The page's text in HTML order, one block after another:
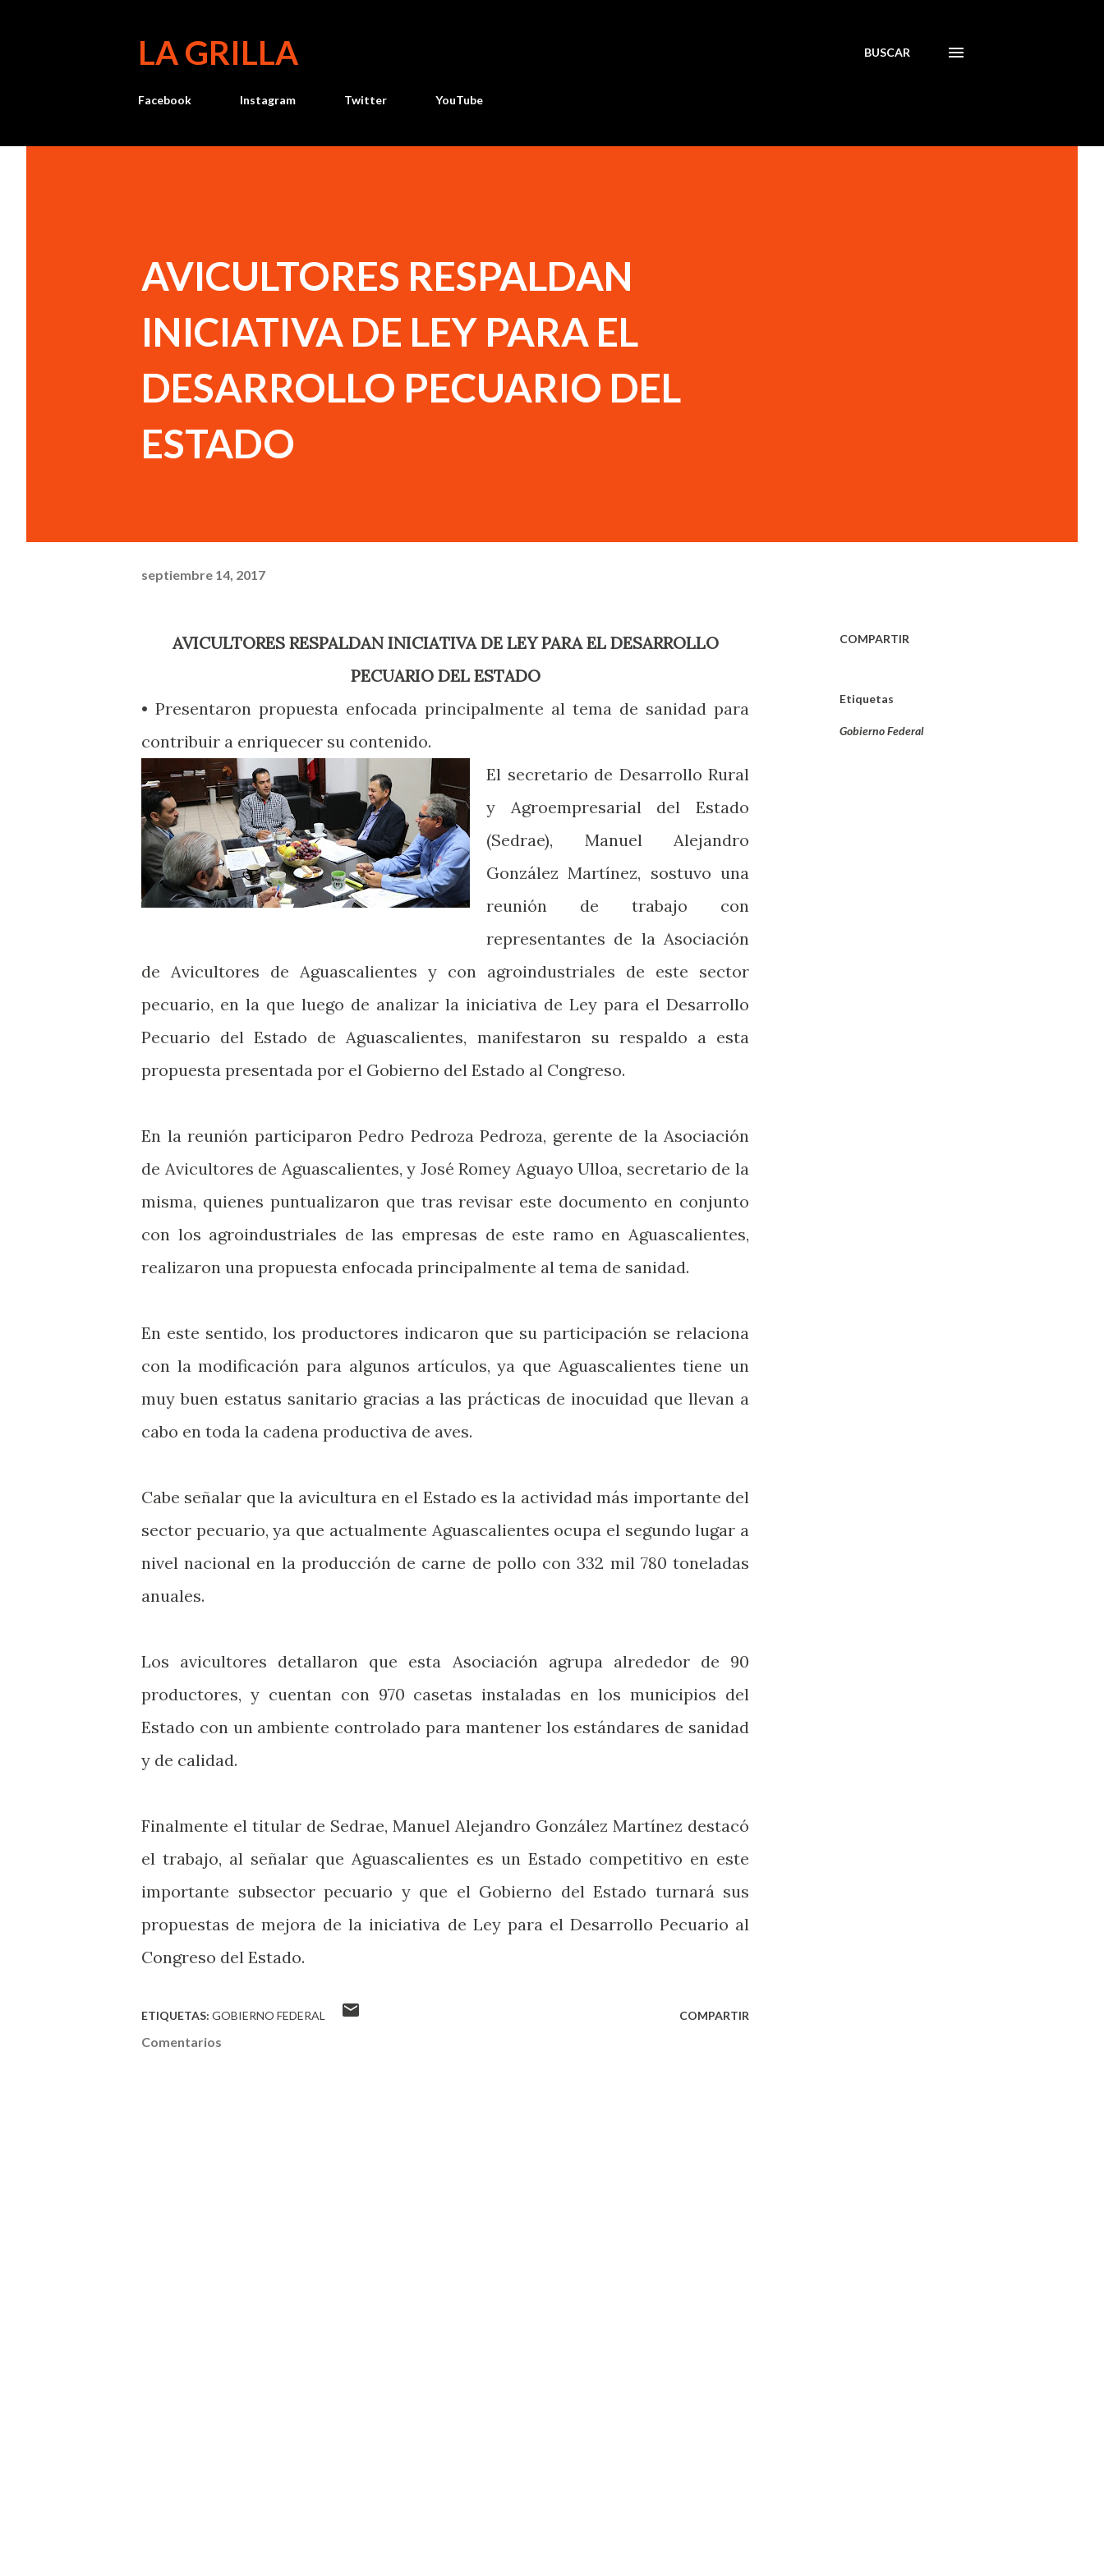
LA GRILLA BUSCAR
Facebook Instagram Twitter YouTube
AVICULTORES RESPALDAN
INICIATIVA DE LEY PARA EL
DESARROLLO PECUARIO DEL
ESTADO
septiembre 14, 2017
AVICULTORES RESPALDAN INICIATIVA DE LEY PARA EL DESARROLLO
PECUARIO DEL ESTADO
• Presentaron propuesta enfocada principalmente al tema de sanidad para
contribuir a enriquecer su contenido.
El secretario de Desarrollo Rural
y Agroempresarial del Estado
(Sedrae), Manuel Alejandro
González Martínez, sostuvo una
reunión de trabajo con
representantes de la Asociación
de Avicultores de Aguascalientes y con agroindustriales de este sector
pecuario, en la que luego de analizar la iniciativa de Ley para el Desarrollo
Pecuario del Estado de Aguascalientes, manifestaron su respaldo a esta
propuesta presentada por el Gobierno del Estado al Congreso.
En la reunión participaron Pedro Pedroza Pedroza, gerente de la Asociación
de Avicultores de Aguascalientes, y José Romey Aguayo Ulloa, secretario de la
misma, quienes puntualizaron que tras revisar este documento en conjunto
con los agroindustriales de las empresas de este ramo en Aguascalientes,
realizaron una propuesta enfocada principalmente al tema de sanidad.
En este sentido, los productores indicaron que su participación se relaciona
con la modificación para algunos artículos, ya que Aguascalientes tiene un
muy buen estatus sanitario gracias a las prácticas de inocuidad que llevan a
cabo en toda la cadena productiva de aves.
Cabe señalar que la avicultura en el Estado es la actividad más importante del
sector pecuario, ya que actualmente Aguascalientes ocupa el segundo lugar a
nivel nacional en la producción de carne de pollo con 332 mil 780 toneladas
anuales.
Los avicultores detallaron que esta Asociación agrupa alrededor de 90
productores, y cuentan con 970 casetas instaladas en los municipios del
Estado con un ambiente controlado para mantener los estándares de sanidad
y de calidad.
Finalmente el titular de Sedrae, Manuel Alejandro González Martínez destacó
el trabajo, al señalar que Aguascalientes es un Estado competitivo en este
importante subsector pecuario y que el Gobierno del Estado turnará sus
propuestas de mejora de la iniciativa de Ley para el Desarrollo Pecuario al
Congreso del Estado.
COMPARTIR
Etiquetas
Gobierno Federal
ETIQUETAS: GOBIERNO FEDERAL COMPARTIR
Comentarios